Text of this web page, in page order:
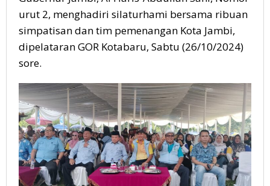
urut 2, menghadiri silaturhami bersama ribuan
simpatisan dan tim pemenangan Kota Jambi,
dipelataran GOR Kotabaru, Sabtu (26/10/2024)
sore.